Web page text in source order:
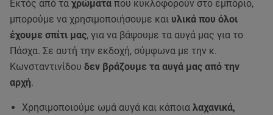
Εκτός από τα χρώματα που κυκλοφορούν στο εμπόριο,
μπορούμε να χρησιμοποιήσουμε και υλικά που όλοι
έχουμε σπίτι μας, για να βάψουμε τα αυγά μας για το
Πάσχα. Σε αυτή την εκδοχή, σύμφωνα με την κ.
Κωνσταντινίδου δεν βράζουμε τα αυγά μας από την
αρχή.
Χρησιμοποιούμε ωμά αυγά και κάποια λαχανικά,